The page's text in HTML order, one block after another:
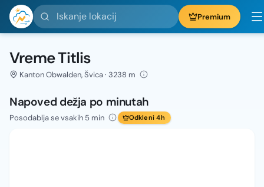
Iskanje lokacij Premium
Vreme Titlis
Kanton Obwalden, Švica · 3238 m
Napoved dežja po minutah
Posodablja se vsakih 5 min Odkleni 4h